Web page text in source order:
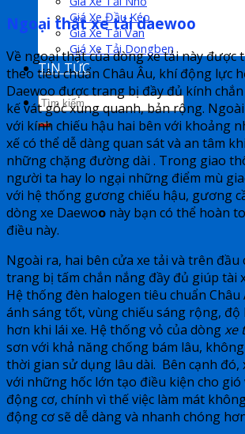
Giá Xe Đầu Kéo
Giá Xe Tải Van
Giá Xe Tải Dongben
TIN TỨC
Ngoại thất xe tải daewoo
Về ngoại thất của dòng xe tải này được
theo tiêu chuẩn Châu Âu, khí động lực
Daewoo được trang bị đầy đủ kính
kế vát góc xung quanh, bản rộng.
với kính chiếu hậu hai bên với khoảng
xế có thể dễ dàng quan sát và an tâm
những chặng đường dài . Trong giao
người ta hay lo ngại những điểm mù
với hệ thống gương chiếu hậu, gương
dòng xe Daewoo này bạn có thể hoàn
điều này.
Ngoài ra, hai bên cửa xe tải và trên đầu
trang bị tấm chắn nắng đầy đủ giúp tài
Hệ thống đèn halogen tiêu chuẩn Châu
ánh sáng tốt, vùng chiếu sáng rộng, độ
hơn khi lái xe. Hệ thống vỏ của dòngxe
sơn với khả năng chống bám lâu,
thời gian sử dụng lâu dài. Bên cạnh đó,
với những hốc lớn tạo điều kiện cho
động cơ, chính vì thế việc làm mát
động cơ sẽ dễ dàng và nhanh chóng